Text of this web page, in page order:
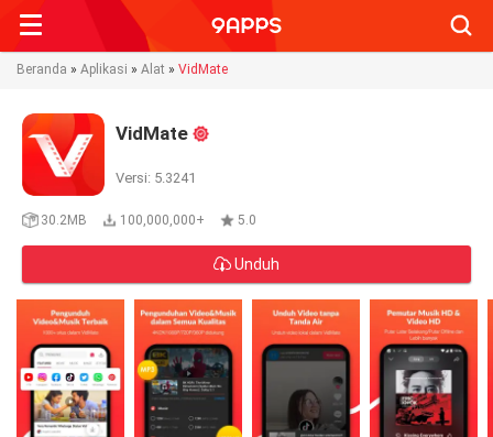
Beranda » Aplikasi » Alat » VidMate
VidMate
Versi: 5.3241
30.2MB 100,000,000+ 5.0
Unduh